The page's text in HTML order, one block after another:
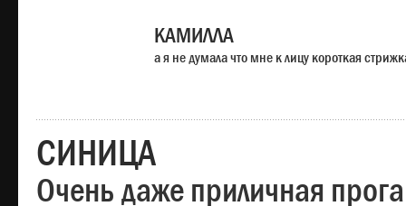
КАМИЛЛА
а я не думала что мне к лицу короткая
СИНИЦА
Очень даже приличная